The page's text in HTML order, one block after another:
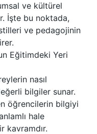
ve kültürel
İşte bu noktada,
ve pedagojinin
Eğitimdeki Yeri
nasıl
bilgiler sunar.
öğrencilerin bilgiyi
hale
kavramdır.